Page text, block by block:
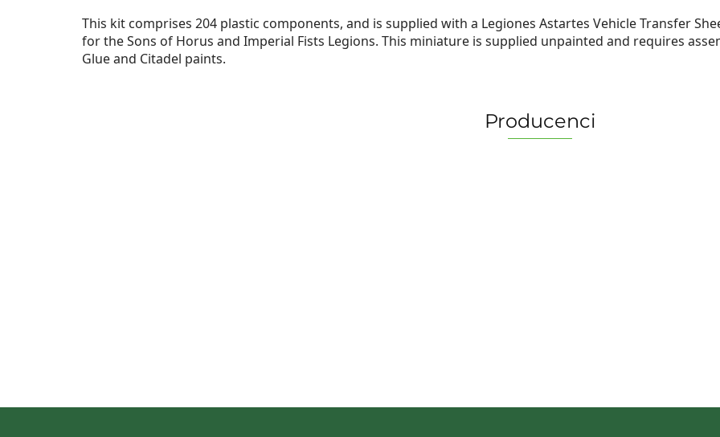
This kit comprises 204 plastic components, and is supplied with a Legiones Astartes Vehicle Transfer
for the Sons of Horus and Imperial Fists Legions. This miniature is supplied unpainted and requires
Glue and Citadel paints.
Producenci